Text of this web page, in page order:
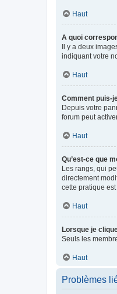
Haut
A quoi
Il y a deux
indiquant votre
Haut
Comment puis-
Depuis votre
forum peut
Haut
Qu’est-ce que
Les rangs, qui
directement
cette pratique
Haut
Lorsque je
Seuls les
Haut
Problèmes